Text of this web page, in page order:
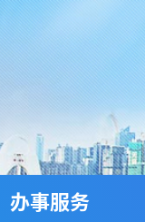
办事服务